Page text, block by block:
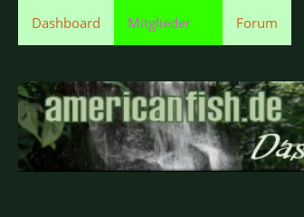
Dashboard Mitglieder Forum